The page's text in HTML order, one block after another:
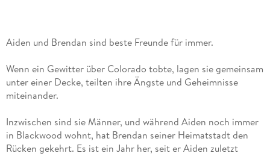
Wenn ein Gewitter über Colorado tobte, lagen sie gemeinsam
unter einer Decke, teilten ihre Ängste und Geheimnisse
Inzwischen sind sie Männer, und während Aiden noch immer
in Blackwood wohnt, hat Brendan seiner Heimatstadt den
Rücken gekehrt. Es ist ein Jahr her, seit er Aiden zuletzt